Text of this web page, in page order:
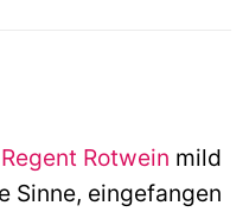
Regent Rotwein mild
Sinne, eingefangen